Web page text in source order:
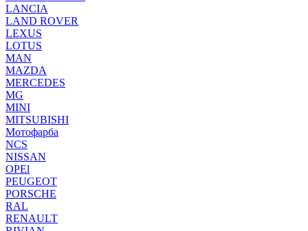
LANCIA
LAND ROVER
LEXUS
LOTUS
MAN
MAZDA
MERCEDES
MG
MINI
MITSUBISHI
Мотофарба
NCS
NISSAN
OPEl
PEUGEOT
PORSCHE
RAL
RENAULT